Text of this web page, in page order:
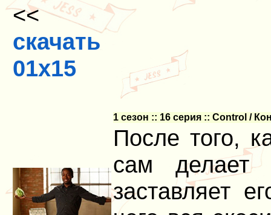
<<
скачать
01x15
1 сезон :: 16 серия :: Control /
После того,
сам
заставляет